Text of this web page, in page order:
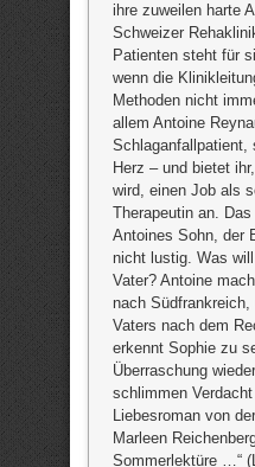
ihre zuweilen harte
Schweizer
Patienten steht für
wenn die
Methoden nicht
allem Antoine
Schlaganfallpatient,
Herz – und bietet
wird, einen Job als
Therapeutin an.
Antoines Sohn, der
nicht lustig. Was
Vater? Antoine
nach
Vaters nach dem
erkennt Sophie zu
Überraschung
schlimmen
Liebesroman von
Marleen
Sommerlektüre …“